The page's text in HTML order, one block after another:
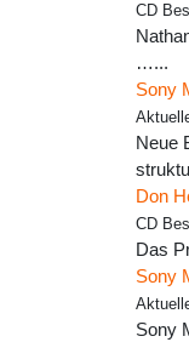
CD
…...
Sony
Neue
Don
CD
Das
Sony
Sony